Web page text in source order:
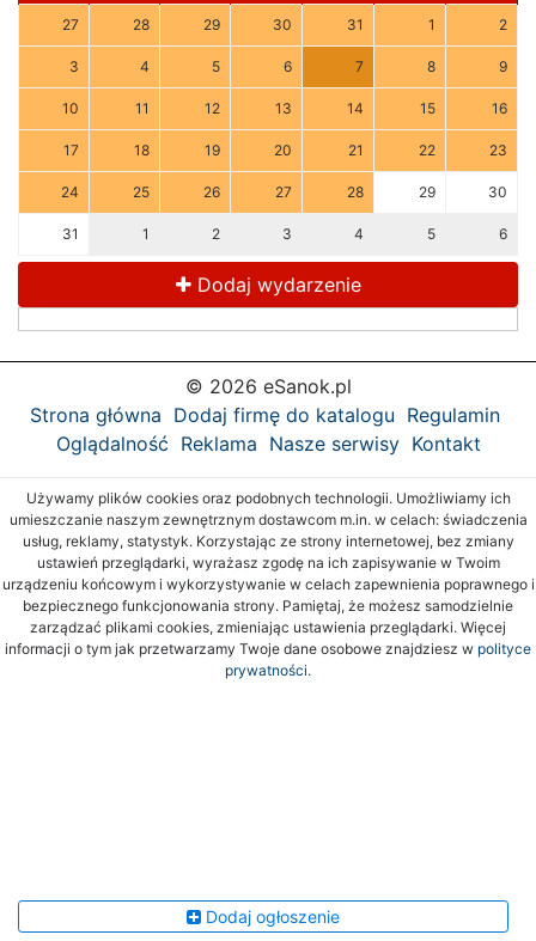
27 28 29 30 31 1 2
3 4 5 6 7 8 9
10 11 12 13 14 15 16
17 18 19 20 21 22 23
24 25 26 27 28 29 30
31 1 2 3 4 5 6
Dodaj wydarzenie
© 2026 eSanok.pl
Strona główna Dodaj firmę do katalogu Regulamin
Oglądalność Reklama Nasze serwisy Kontakt
Używamy plików cookies oraz podobnych technologii. Umożliwiamy ich
umieszczanie naszym zewnętrznym dostawcom m.in. w celach: świadczenia
usług, reklamy, statystyk. Korzystając ze strony internetowej, bez zmiany
ustawień przeglądarki, wyrażasz zgodę na ich zapisywanie w Twoim
urządzeniu końcowym i wykorzystywanie w celach zapewnienia poprawnego i
bezpiecznego funkcjonowania strony. Pamiętaj, że możesz samodzielnie
zarządzać plikami cookies, zmieniając ustawienia przeglądarki. Więcej
informacji o tym jak przetwarzamy Twoje dane osobowe znajdziesz w polityce
prywatności.
Dodaj ogłoszenie